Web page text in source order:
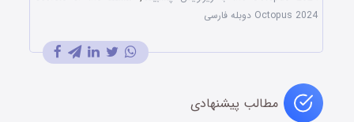
Octopus 2024 دوبله فارسی
مطالب پیشنهادی